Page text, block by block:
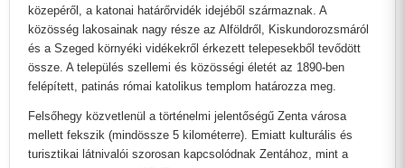
közepéről, a katonai határőrvidék idejéből származnak. A
közösség lakosainak nagy része az Alföldről, Kiskundorozsmáról
és a Szeged környéki vidékekről érkezett telepesekből tevődött
össze. A település szellemi és közösségi életét az 1890-ben
felépített, patinás római katolikus templom határozza meg.
Felsőhegy közvetlenül a történelmi jelentőségű Zenta városa
mellett fekszik (mindössze 5 kilométerre). Emiatt kulturális és
turisztikai látnivalói szorosan kapcsolódnak Zentához, mint a